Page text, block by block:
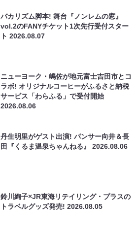
バカリズム脚本! 舞台『ノンレムの窓』
vol.2のFANYチケット1次先行受付スター
ト2026.08.07
ニューヨーク・嶋佐が地元富士吉田市とコ
ラボ! オリジナルコーヒーがふるさと納税
サービス「わらふる」で受付開始
2026.08.06
丹生明里がゲスト出演! パンサー向井＆長
田『くるま温泉ちゃんねる』2026.08.06
鈴川絢子×JR東海リテイリング・プラスの
トラベルグッズ発売!2026.08.05